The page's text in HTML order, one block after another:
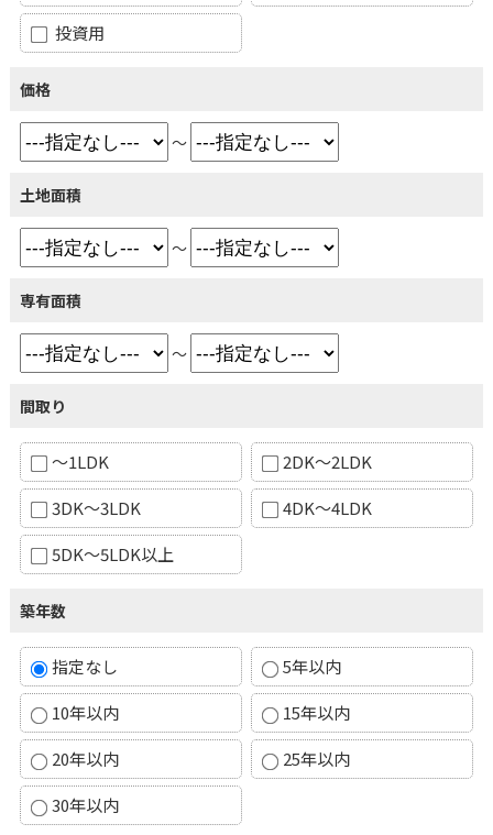
投資用
価格
～
土地面積
～
専有面積
～
間取り
～1LDK
2DK～2LDK
3DK～3LDK
4DK～4LDK
5DK～5LDK以上
築年数
指定なし
5年以内
10年以内
15年以内
20年以内
25年以内
30年以内